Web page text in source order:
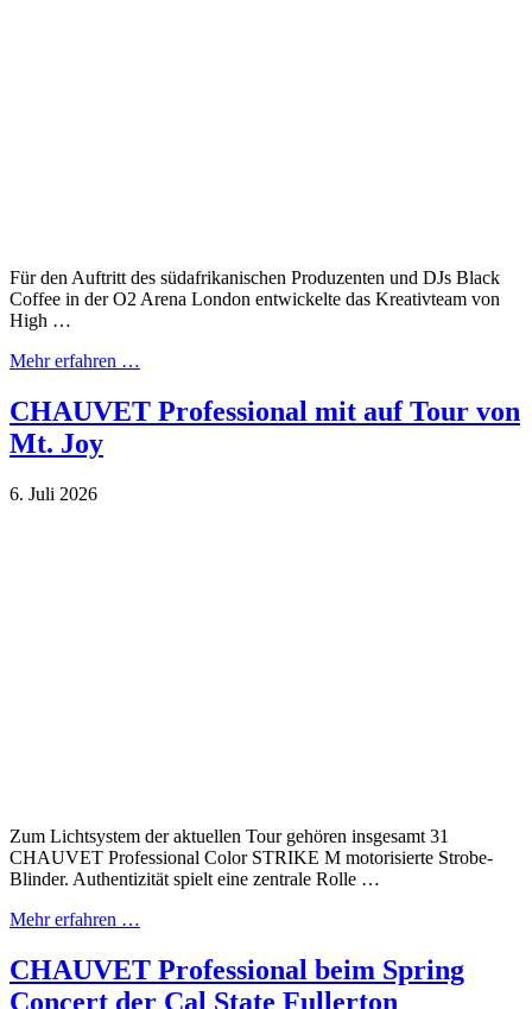
Für den Auftritt des südafrikanischen Produzenten und DJs Black
Coffee in der O2 Arena London entwickelte das Kreativteam von
High …
Mehr erfahren …
CHAUVET Professional mit auf Tour von
Mt. Joy
6. Juli 2026
Zum Lichtsystem der aktuellen Tour gehören insgesamt 31
CHAUVET Professional Color STRIKE M motorisierte Strobe-
Blinder. Authentizität spielt eine zentrale Rolle …
Mehr erfahren …
CHAUVET Professional beim Spring
Concert der Cal State Fullerton